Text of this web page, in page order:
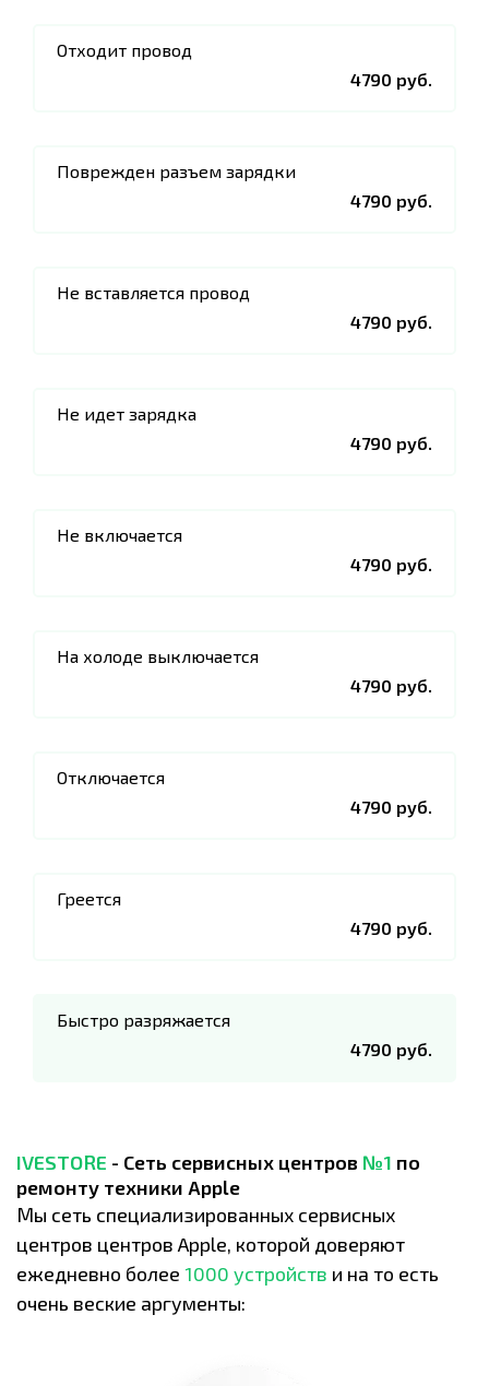
Отходит провод
4790 руб.
Поврежден разъем зарядки
4790 руб.
Не вставляется провод
4790 руб.
Не идет зарядка
4790 руб.
Не включается
4790 руб.
На холоде выключается
4790 руб.
Отключается
4790 руб.
Греется
4790 руб.
Быстро разряжается
4790 руб.
IVESTORE - Сеть сервисных центров №1 по
ремонту техники Apple
Мы сеть специализированных сервисных
центров центров Apple, которой доверяют
ежедневно более 1000 устройств и на то есть
очень веские аргументы: